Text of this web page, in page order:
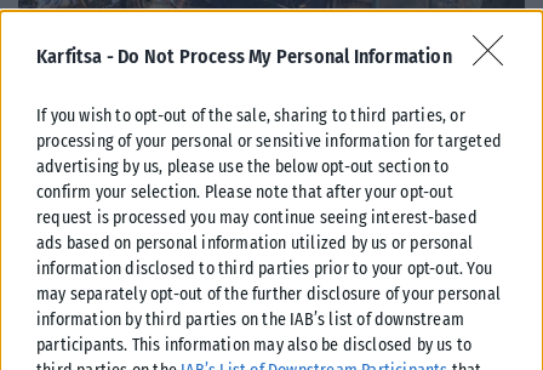
Karfitsa - Do Not Process My Personal Information
If you wish to opt-out of the sale, sharing to third parties, or
processing of your personal or sensitive information for targeted
advertising by us, please use the below opt-out section to
confirm your selection. Please note that after your opt-out
request is processed you may continue seeing interest-based
ads based on personal information utilized by us or personal
information disclosed to third parties prior to your opt-out. You
may separately opt-out of the further disclosure of your personal
information by third parties on the IAB’s list of downstream
participants. This information may also be disclosed by us to
ΕΛΛΆΔΑ
Υπουργείο Κλιματικής Κρίσης: Ενέργειες για την κρατική
αρωγή προς τους πυρόπληκτους
Σε εξέλιξη βρίσκονται οι διαδικασίες κρατικής αρωγής για τις περιοχές
που επλήγησαν από τις πρόσφατες πυρκαγιές, με τις αρμόδιες αρχές...